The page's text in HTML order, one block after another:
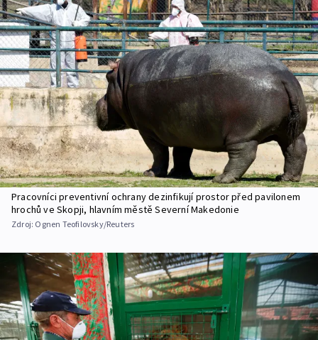
Pracovníci preventivní ochrany dezinfikují prostor před pavilonem
hrochů ve Skopji, hlavním městě Severní Makedonie
Zdroj: Ognen Teofilovsky/Reuters